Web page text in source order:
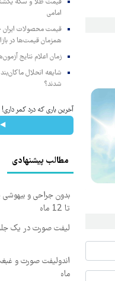
امامی
همزمان قیمت‌ها در
زمان اعلام نتایج
شایعه انحلال
شدند؟
آخرین باری که درد کمر
◀
مطالب پیشنهادی
بدون جراحی و
تا 12 ماه
لیفت صورت در یک
ماه